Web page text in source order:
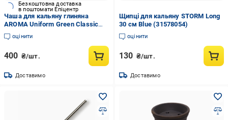
Безкоштовна доставка
в поштомати Епіцентр
Чаша для кальяну глиняна
AROMA Uniform Green Classic
Killa глазурована Зелений
оцінити
400 ₴/шт.
Доставимо
Щипці для кальяну STORM Long
30 см Blue (31578054)
оцінити
130 ₴/шт.
Доставимо